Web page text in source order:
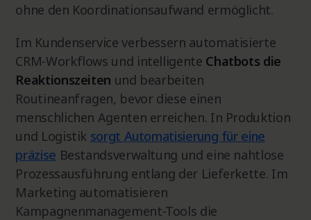
ohne den Koordinationsaufwand ermöglicht.
Im Kundenservice verbessern automatisierte
CRM-Workflows und intelligente Chatbots die
Reaktionszeiten und bearbeiten
Routineanfragen, bevor diese einen
menschlichen Agenten erreichen. In Produktion
und Logistik sorgt Automatisierung für eine
präzise Bestandsverwaltung und eine nahtlose
Prozessausführung entlang der Lieferkette. Im
Marketing automatisieren
Kampagnenmanagement-Tools die